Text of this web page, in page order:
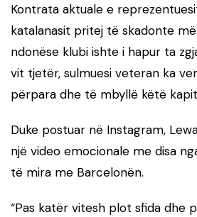
Kontrata aktuale e
katalanasit pritej të skadonte
ndonëse klubi ishte i hapur ta
vit tjetër, sulmuesi veteran ka
përpara dhe të mbyllë këtë
Duke postuar në Instagram,
një video emocionale me disa
të mira me Barcelonën.
“Pas katër vitesh plot sfida dhe